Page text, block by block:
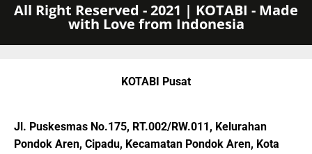
All Right Reserved - 2021 | KOTABI - Made
with Love from Indonesia
KOTABI Pusat
Jl. Puskesmas No.175, RT.002/RW.011, Kelurahan
Pondok Aren, Cipadu, Kecamatan Pondok Aren, Kota